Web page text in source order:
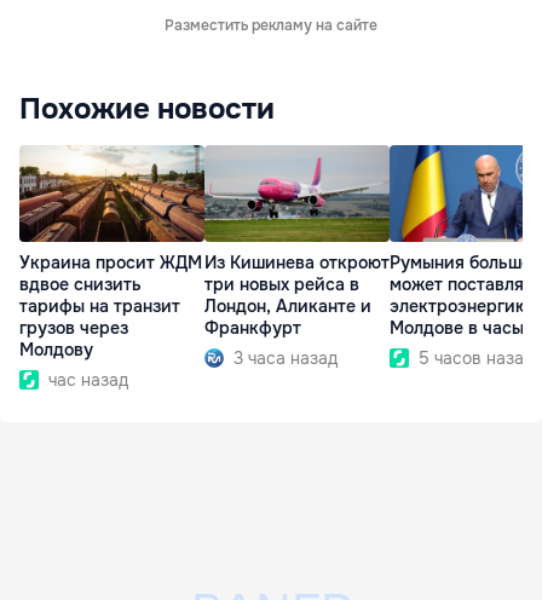
Разместить рекламу на сайте
Похожие новости
Украина просит ЖДМ
вдвое снизить
тарифы на транзит
грузов через
Молдову
час назад
Из Кишинева откроют
три новых рейса в
Лондон, Аликанте и
Франкфурт
3 часа назад
Румыния больше
может поставлять
электроэнергию
Молдове в часы
5 часов назад